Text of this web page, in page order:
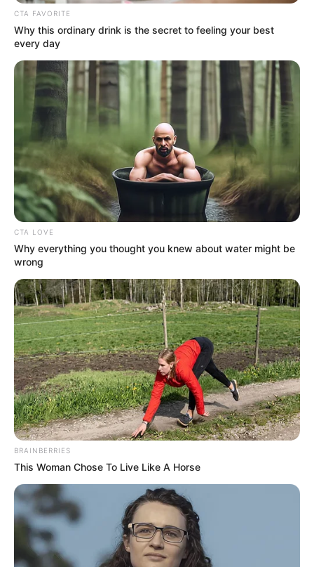
CTA FAVORITE
Why this ordinary drink is the secret to feeling your best
every day
CTA LOVE
Why everything you thought you knew about water might be
wrong
BRAINBERRIES
This Woman Chose To Live Like A Horse